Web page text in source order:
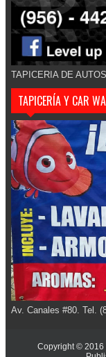
TAPICERIA DE AUTOS
TAPICERÍA Y CAR
Av. Canales #80. Tel.
Copyright © 2016